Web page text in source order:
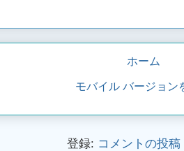
ホーム
モバイル バージョン
登録: コメントの投